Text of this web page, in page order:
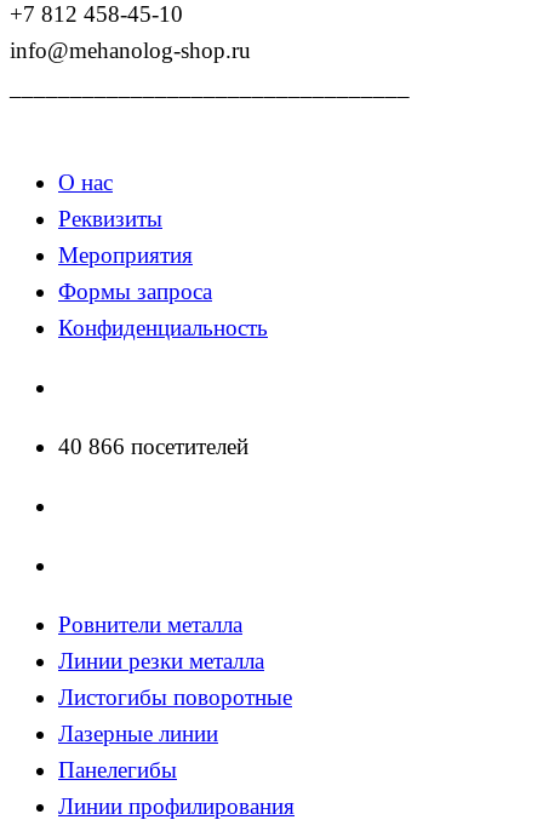
+7 812 458-45-10
info@mehanolog-shop.ru
О нас
Реквизиты
Мероприятия
Формы запроса
Конфиденциальность
40 866 посетителей
Ровнители металла
Линии резки металла
Листогибы поворотные
Лазерные линии
Панелегибы
Линии профилирования